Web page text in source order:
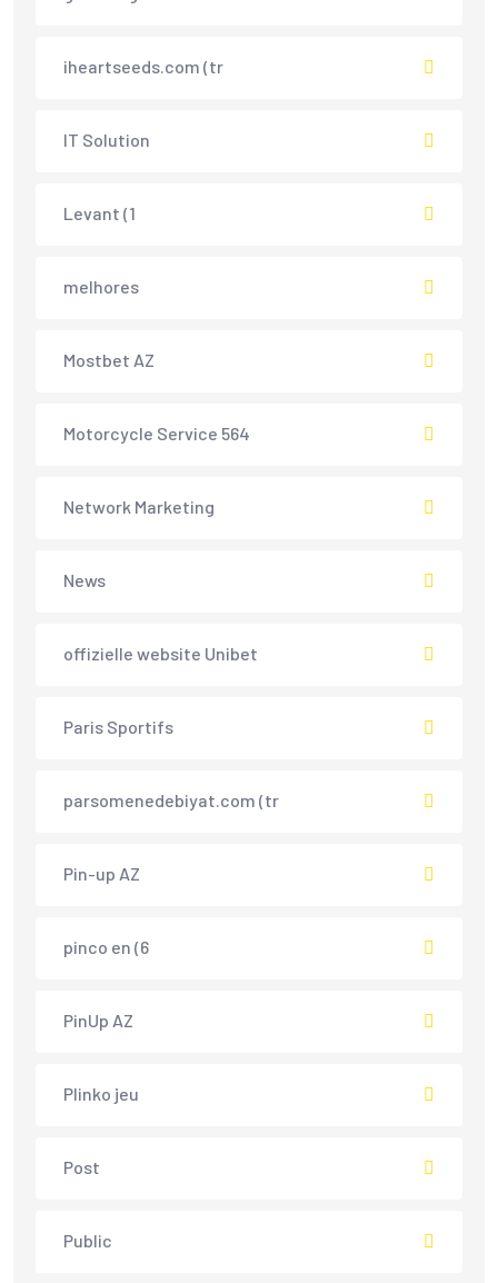
iheartseeds.com (tr
IT Solution
Levant (1
melhores
Mostbet AZ
Motorcycle Service 564
Network Marketing
News
offizielle website Unibet
Paris Sportifs
parsomenedebiyat.com (tr
Pin-up AZ
pinco en (6
PinUp AZ
Plinko jeu
Post
Public